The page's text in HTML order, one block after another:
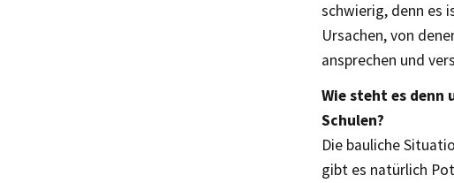
schwierig, denn es
Ursachen, von
ansprechen und
Wie steht es denn
Schulen?
Die bauliche
gibt es natürlich